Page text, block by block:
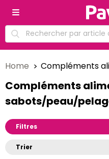
Home Compléments
Compléments
sabots/peau/
Filtres
Trier